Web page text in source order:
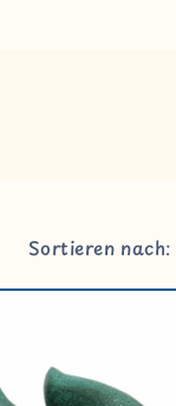
Sortieren nach: